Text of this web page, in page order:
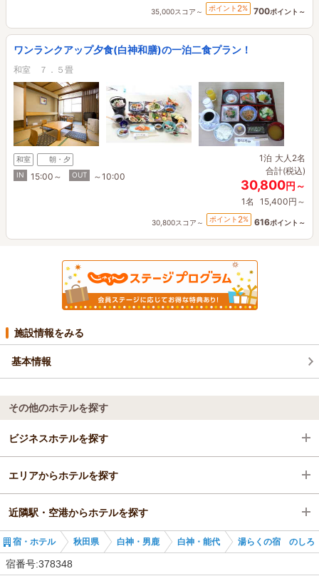
35,000スコア～ ポイント 2% 700ポイント～
ワンランクアップ夕食(白神和膳)の一泊二食プラン！
和室 ７．５畳
和室
朝・夕
IN
15:00～ OUT ～10:00
1泊 大人2名
合計(税込)
30,800円～
1名 15,400円～
30,800スコア～ ポイント 2% 616ポイント～
施設情報をみる
基本情報
その他のホテルを探す
ビジネスホテルを探す
秋田県
白神・男鹿
白神・能代
エリアからホテルを探す
秋田県
白神・男鹿
近隣駅・空港からホテルを探す
向能代駅
宿・ホテル 秋田県 白神・男鹿 白神・能代 湯らくの宿 のしろ
宿番号:378348